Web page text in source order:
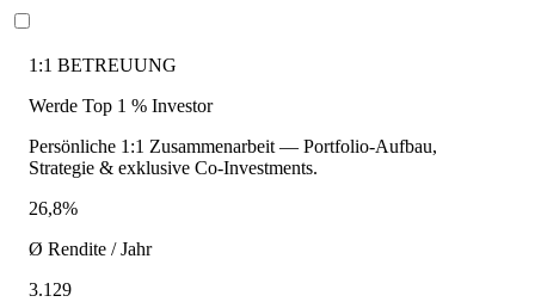
1:1 BETREUUNG
Werde Top 1 % Investor
Persönliche 1:1 Zusammenarbeit — Portfolio-Aufbau,
Strategie & exklusive Co-Investments.
26,8%
Ø Rendite / Jahr
3.129